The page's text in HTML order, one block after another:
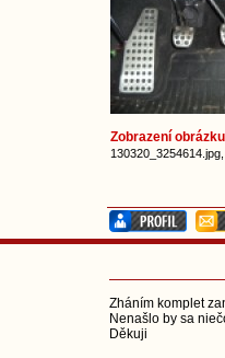
Zobrazení
Zháním komplet
Nenašlo by sa
Děkuji